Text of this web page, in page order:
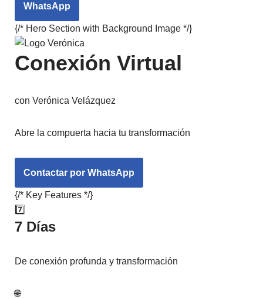
WhatsApp
{/* Hero Section with Background Image */}
Conexión Virtual
con Verónica Velázquez
Abre la compuerta hacia tu transformación
Contactar por WhatsApp
{/* Key Features */}
7️⃣
7 Días
De conexión profunda y transformación
🌐